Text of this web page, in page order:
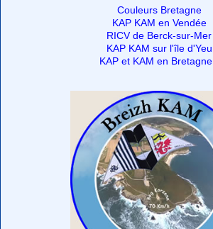
Couleurs Bretagne
KAP KAM en Vendée
RICV de Berck-sur-Mer
KAP KAM sur l'île d'Yeu
KAP et KAM en Bretagne